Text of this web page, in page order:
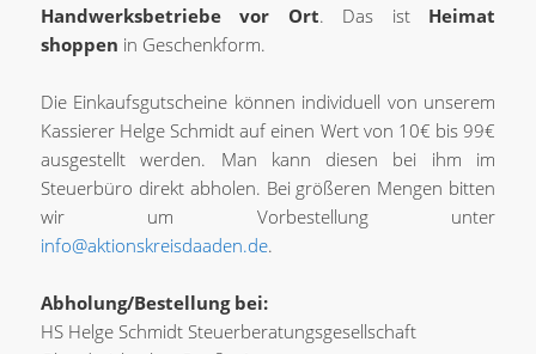
Handwerksbetriebe vor Ort. Das ist Heimat
shoppen in Geschenkform.
Die Einkaufsgutscheine können individuell von unserem
Kassierer Helge Schmidt auf einen Wert von 10€ bis 99€
ausgestellt werden. Man kann diesen bei ihm im
Steuerbüro direkt abholen. Bei größeren Mengen bitten
wir um Vorbestellung unter
info@aktionskreisdaaden.de.
Abholung/Bestellung bei:
HS Helge Schmidt Steuerberatungsgesellschaft